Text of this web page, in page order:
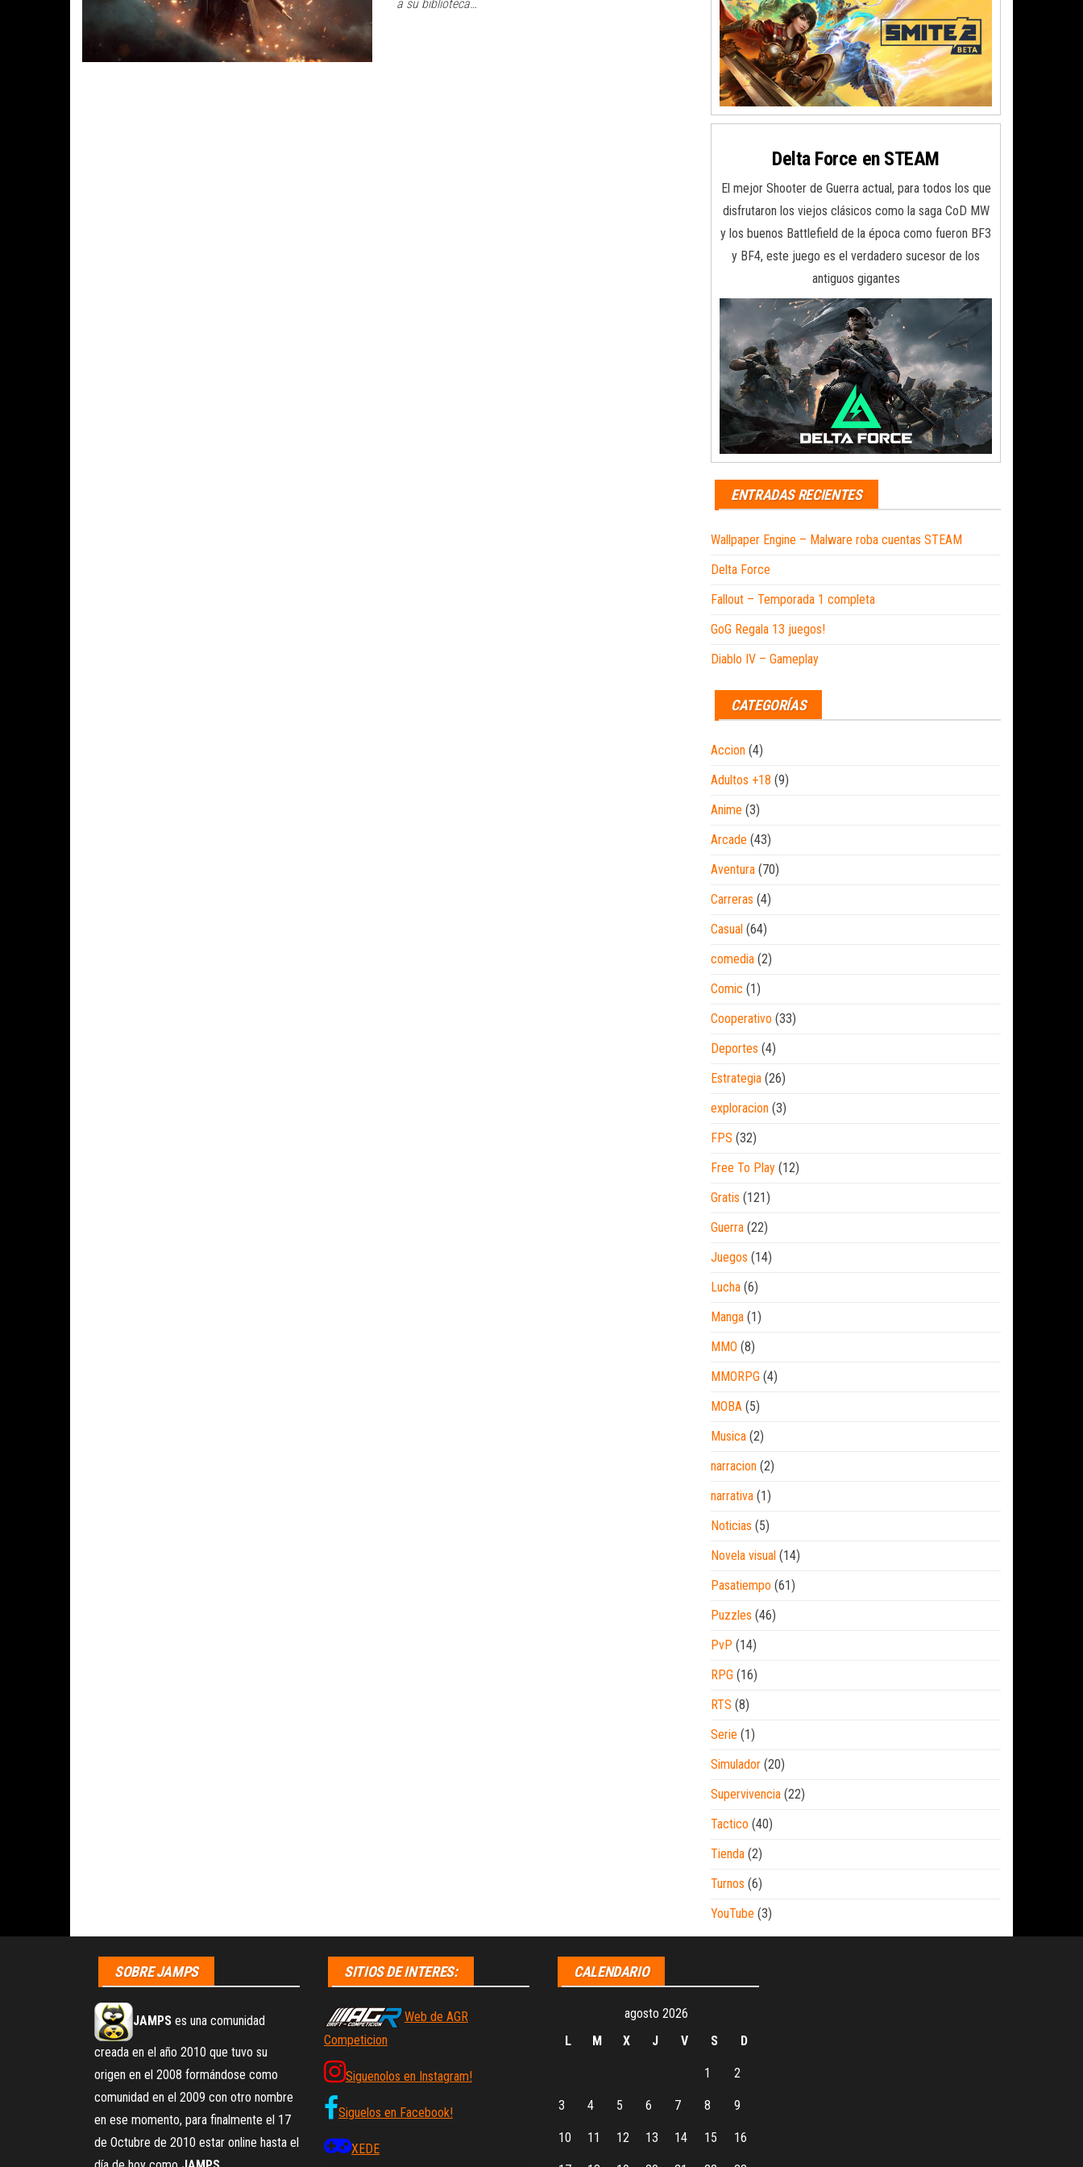
a su biblioteca…
Delta Force en STEAM
El mejor Shooter de Guerra actual, para todos los que
disfrutaron los viejos clásicos como la saga CoD MW
y los buenos Battlefield de la época como fueron BF3
y BF4, este juego es el verdadero sucesor de los
antiguos gigantes
ENTRADAS RECIENTES
Wallpaper Engine – Malware roba cuentas STEAM
Delta Force
Fallout – Temporada 1 completa
GoG Regala 13 juegos!
Diablo IV – Gameplay
CATEGORÍAS
Accion (4)
Adultos +18 (9)
Anime (3)
Arcade (43)
Aventura (70)
Carreras (4)
Casual (64)
comedia (2)
Comic (1)
Cooperativo (33)
Deportes (4)
Estrategia (26)
exploracion (3)
FPS (32)
Free To Play (12)
Gratis (121)
Guerra (22)
Juegos (14)
Lucha (6)
Manga (1)
MMO (8)
MMORPG (4)
MOBA (5)
Musica (2)
narracion (2)
narrativa (1)
Noticias (5)
Novela visual (14)
Pasatiempo (61)
Puzzles (46)
PvP (14)
RPG (16)
RTS (8)
Serie (1)
Simulador (20)
Supervivencia (22)
Tactico (40)
Tienda (2)
Turnos (6)
YouTube (3)
SOBRE JAMPS
JAMPS es una comunidad
creada en el año 2010 que tuvo su
origen en el 2008 formándose como
comunidad en el 2009 con otro nombre
en ese momento, para finalmente el 17
de Octubre de 2010 estar online hasta el
SITIOS DE INTERES:
Web de AGR
Competicion
Siguenolos en Instagram!
Siguelos en Facebook!
XEDE
CALENDARIO
agosto 2026
L
M X J V S D
1 2
3 4 5 6 7 8 9
10 11 12 13 14 15 16